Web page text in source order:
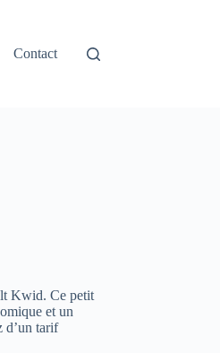
Contact
Kwid. Ce petit
et un
d’un tarif